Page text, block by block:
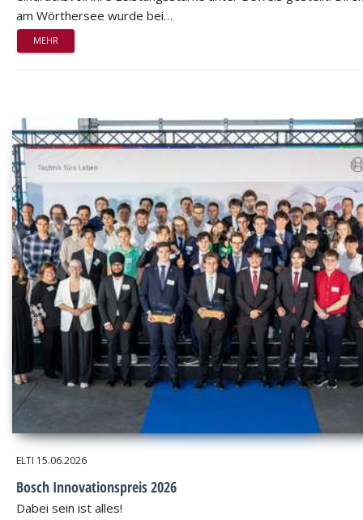
am Wörthersee wurde bei…
MEHR
ELTI 15.06.2026
Bosch Innovationspreis 2026
Dabei sein ist alles!